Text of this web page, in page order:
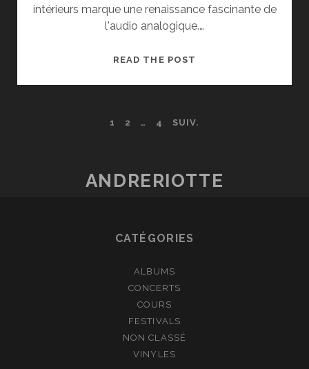
intérieurs marque une renaissance fascinante de
l'audio analogique.…
READ THE POST
VINYLES
DECORATIVES
PAGINATION
PUBLICATIONS
1 2 … 4 SUIV.
ANDRERIOTTE
CATÉGORIES
ALBUMS
CONCERTS
COURS
FESTIVALS
NON CLASSÉ
VINYLES